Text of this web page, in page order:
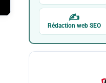
✍
Rédaction web SEO